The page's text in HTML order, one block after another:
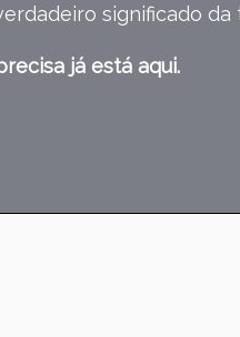
significado da
já está aqui.